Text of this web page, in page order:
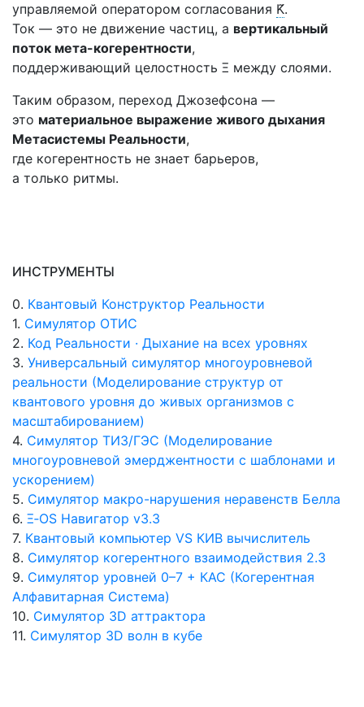
управляемой оператором согласования K̃.
Ток — это не движение частиц, а вертикальный
поток мета-когерентности,
поддерживающий целостность Ξ между слоями.
Таким образом, переход Джозефсона —
это материальное выражение живого дыхания
Метасистемы Реальности,
где когерентность не знает барьеров,
а только ритмы.
ИНСТРУМЕНТЫ
0. Квантовый Конструктор Реальности
1. Симулятор ОТИС
2. Код Реальности · Дыхание на всех уровнях
3. Универсальный симулятор многоуровневой
реальности (Моделирование структур от
квантового уровня до живых организмов с
масштабированием)
4. Симулятор ТИЗ/ГЭС (Моделирование
многоуровневой эмерджентности с шаблонами и
ускорением)
5. Симулятор макро-нарушения неравенств Белла
6. Ξ‑OS Навигатор v3.3
7. Квантовый компьютер VS КИВ вычислитель
8. Симулятор когерентного взаимодействия 2.3
9. Симулятор уровней 0–7 + КАС (Когерентная
Алфавитарная Система)
10. Симулятор 3D аттрактора
11. Симулятор 3D волн в кубе